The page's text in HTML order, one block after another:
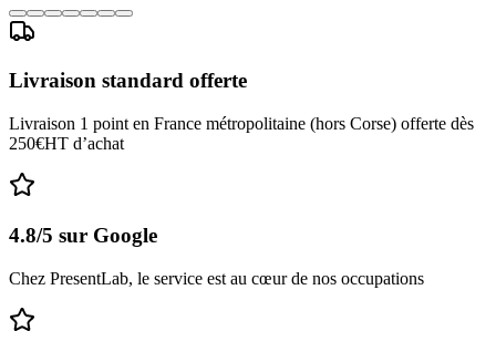
Livraison standard offerte
Livraison 1 point en France métropolitaine (hors Corse) offerte dès
250€HT d’achat
4.8/5 sur Google
Chez PresentLab, le service est au cœur de nos occupations